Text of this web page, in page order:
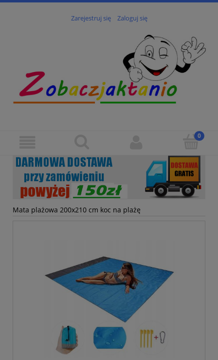
Zarejestruj się Zaloguj się
Mata plażowa 200x210 cm koc na plażę